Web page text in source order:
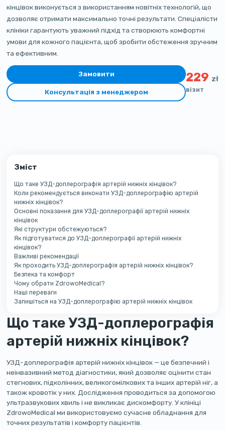
кінцівок виконується з використанням новітніх технологій, що
дозволяє отримати максимально точні результати. Спеціалісти
клініки гарантують уважний підхід та створюють комфортні
умови для кожного пацієнта, щоб зробити обстеження зручним
та ефективним.
Замовити
Консультація з менеджером
229 zł
візит
Що таке УЗД-доплерографія
артерій нижніх кінцівок?
УЗД-доплерографія артерій нижніх кінцівок — це безпечний і
неінвазивний метод діагностики, який дозволяє оцінити стан
стегнових, підколінних, великогомілкових та інших артерій ніг, а
також кровотік у них. Дослідження проводиться за допомогою
ультразвукових хвиль і не викликає дискомфорту. У клініці
ZdrowoMedical ми використовуємо сучасне обладнання для
точних результатів і комфорту пацієнтів.
Зміст
Що таке УЗД-доплерографія артерій нижніх кінцівок?
Коли рекомендується виконати УЗД-доплерографію артерій
нижніх кінцівок?
Основні показання для УЗД-доплерографії артерій нижніх
кінцівок
Які структури обстежуються?
Як підготуватися до УЗД-доплерографії артерій нижніх
кінцівок?
Важливі рекомендації
Як проходить УЗД-доплерографія артерій нижніх кінцівок?
Безпека та комфорт
Чому обрати ZdrowoMedical?
Наші переваги
Запишіться на УЗД-доплерографію артерій нижніх кінцівок